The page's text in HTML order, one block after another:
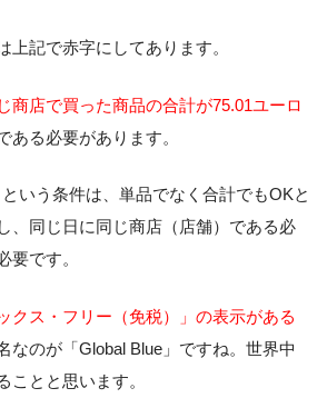
上記で赤字にしてあります。
商店で買った商品の合計が75.01ユーロ
ある必要があります。
という条件は、単品でなく合計でもOKと
、同じ日に同じ商店（店舗）である必
要です。
クス・フリー（免税）」の表示がある
なのが「Global Blue」ですね。世界中
ことと思います。